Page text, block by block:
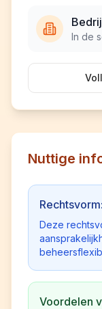
In de
Nuttige
Deze
Voordelen